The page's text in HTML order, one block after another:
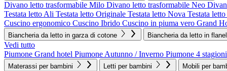
Divano letto trasformabile Milo Divano letto trasformabile Neo
Testata letto Ali Testata letto Originale Testata letto Nova Testata
Cuscino ergonomico Cuscino Ibrido Cuscino in piuma vero Grand
Biancheria da letto in garza di cotone Biancheria da letto in
Vedi tutto
Piumone Grand hotel Piumone Autunno / Inverno Piumone 4 stagioni
Materassi per bambini Letti per bambini Mobili per